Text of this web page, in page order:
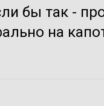
бы так -
на